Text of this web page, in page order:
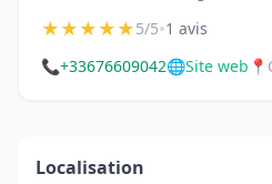
★★★★★5/5•1 avis
📞+33676609042🌐Site web 📍
Localisation